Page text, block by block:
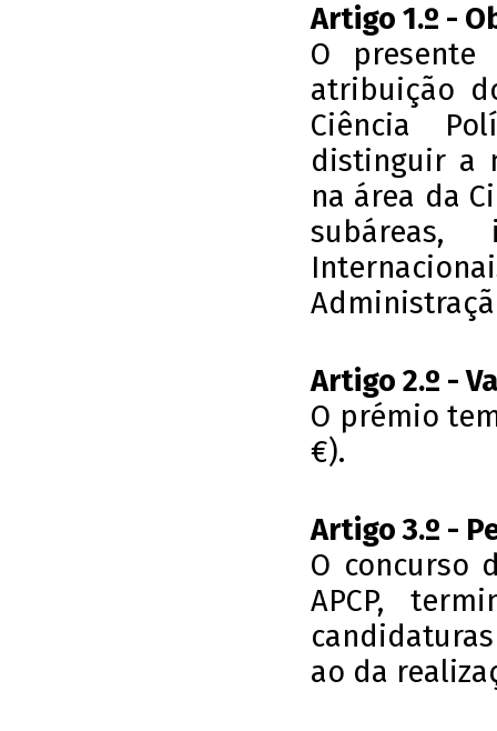
Artigo 1.º -
O presente
atribuição
Ciência
distinguir a
na área da
subáreas,
Artigo 2.º -
O prémio
€).
Artigo 3.º -
O concurso
APCP,
ao da